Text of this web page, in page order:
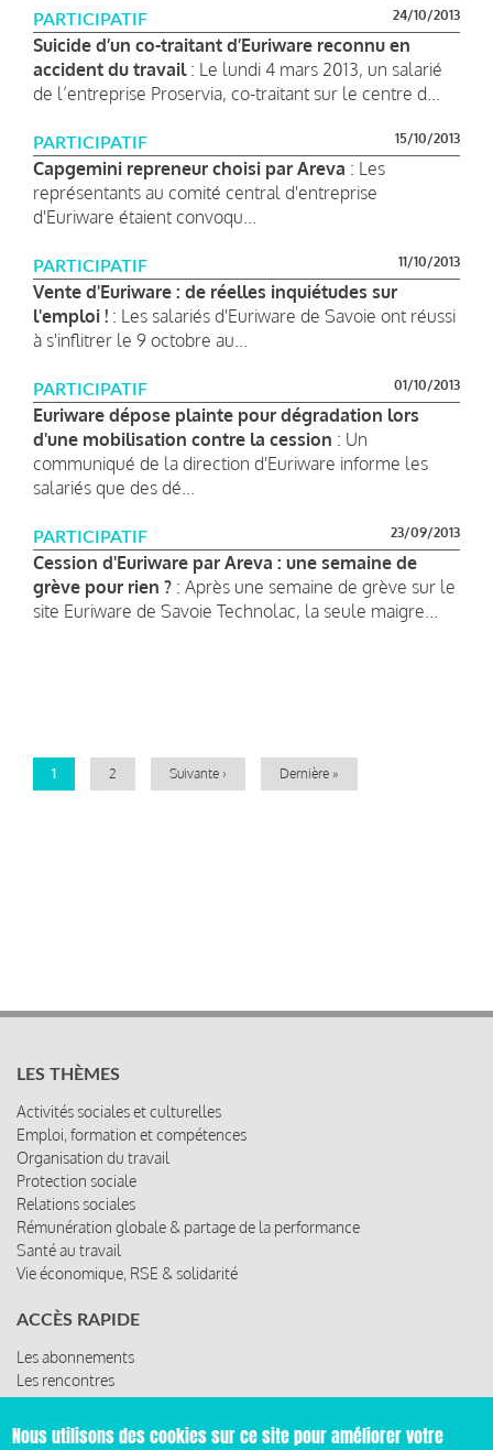
PARTICIPATIF 24/10/2013
Suicide d’un co-traitant d’Euriware reconnu en
accident du travail: Le lundi 4 mars 2013, un salarié
de l’entreprise Proservia, co-traitant sur le centre d...
PARTICIPATIF 15/10/2013
Capgemini repreneur choisi par Areva : Les
représentants au comité central d'entreprise
d'Euriware étaient convoqu...
PARTICIPATIF 11/10/2013
Vente d'Euriware : de réelles inquiétudes sur
l'emploi ! : Les salariés d'Euriware de Savoie ont réussi
à s'inflitrer le 9 octobre au...
PARTICIPATIF 01/10/2013
Euriware dépose plainte pour dégradation lors
d'une mobilisation contre la cession : Un
communiqué de la direction d'Euriware informe les
salariés que des dé...
PARTICIPATIF 23/09/2013
Cession d'Euriware par Areva : une semaine de
grève pour rien ? : Après une semaine de grève sur le
site Euriware de Savoie Technolac, la seule maigre...
Page
1 Page
2
Page
Suivante ›
Dernière
Dernière »
LES THÈMES
Activités sociales et culturelles
Emploi, formation et compétences
Organisation du travail
Protection sociale
Relations sociales
Rémunération globale & partage de la performance
Santé au travail
Vie économique, RSE & solidarité
ACCÈS RAPIDE
Les abonnements
Les rencontres
Les ressources
Nous utilisons des cookies sur ce site pour améliorer votre